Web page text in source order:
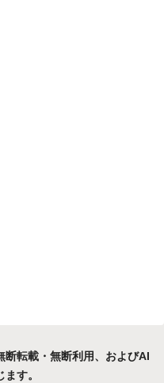
転載・無断利用、およびAI
す。